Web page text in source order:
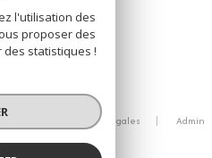
droits réservés
Mentions légales
Admin
l'utilisation des
proposer des
statistiques !